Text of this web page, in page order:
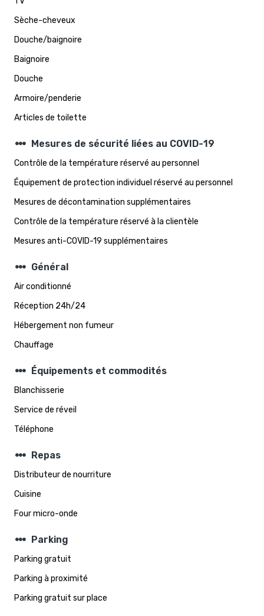
Sèche-cheveux
Douche/baignoire
Baignoire
Douche
Armoire/penderie
Articles de toilette
steppers Mesures de sécurité liées au COVID-19
Contrôle de la température réservé au personnel
Équipement de protection individuel réservé au personnel
Mesures de décontamination supplémentaires
Contrôle de la température réservé à la clientèle
Mesures anti-COVID-19 supplémentaires
steppers Général
Air conditionné
Réception 24h/24
Hébergement non fumeur
Chauffage
steppers Équipements et commodités
Blanchisserie
Service de réveil
Téléphone
steppers Repas
Distributeur de nourriture
Cuisine
Four micro-onde
steppers Parking
Parking gratuit
Parking à proximité
Parking gratuit sur place